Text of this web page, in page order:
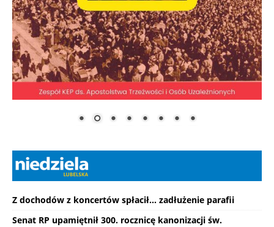
Z dochodów z koncertów spłacił... zadłużenie parafii
Senat RP upamiętnił 300. rocznicę kanonizacji św.